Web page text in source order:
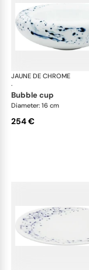
JAUNE DE CHROME
·
bubble cup
Diameter: 16 cm
254 €